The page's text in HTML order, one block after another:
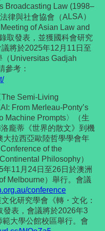
Broadcasting Law (1998–
律與社會協會（A LSA）
of Asian Law and
取發表，並獲國科會研究
將於2025年12月11日至
Universitas Gadjah
參考：
Semi-Living
From Merleau-Ponty’s
Machine Prompts〉（生
龐蒂《世界的散文》到機
拉西亞歐陸哲學學會年
of the
Philosophy）
11月24日至26日於澳洲
Melbourne）舉行。 會議
conference
化研究學會《轉・文化：
發表，會議將於2026年3
大學公館校區舉行。 會